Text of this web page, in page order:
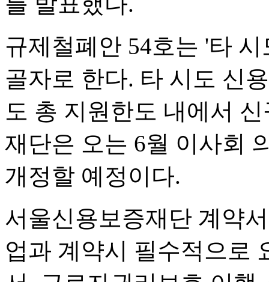
규제철폐안 54호는 '타
골자로 한다. 타 시도 신
도 총 지원한도 내에서
재단은 오는 6월 이사회
개정할 예정이다.
서울신용보증재단 계약
업과 계약시 필수적으로